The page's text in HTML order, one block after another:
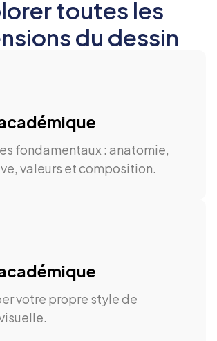
toutes les
du dessin
fondamentaux : anatomie,
valeurs et composition.
votre propre style de